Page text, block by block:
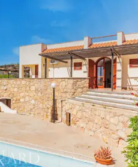
unohtumattomia
kerroksesta löytyy
kylpyhuone ja
suuri asuttava
satumaisia
olevassa
kaksi makuuhuonetta,